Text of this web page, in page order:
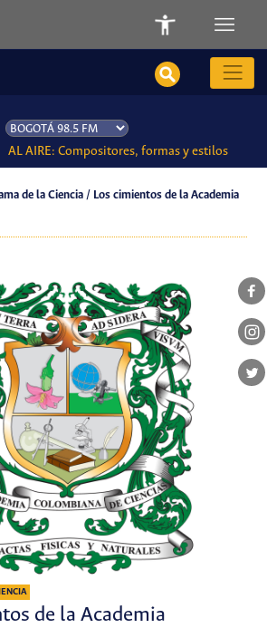
AL AIRE: Compositores, formas y estilos
de la Ciencia / Los cimientos de la Academia
de la Academia